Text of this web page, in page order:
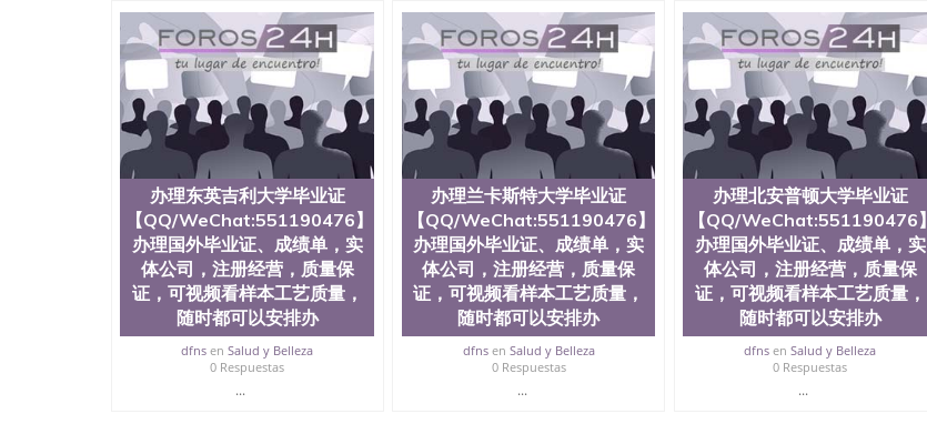
院、地球及物质科学院、教育学院、工程学院、健康与人类发展学院、信息工程与科学学院、人文学院、
护理学院、科学学院等。学校的教育学院排名在全美前十名，工学院排名在前十五名，且继续攀升中。纽
约大学为学生们提供本科、硕士及博士学位。学校的专业课程包括：会计学、MBA、财务、教育、建筑工
程、经济、医学、护理、文学、音乐、生物学、统计学、美术、电子工程、天文学、农业、环境污染控
制、历史、电气工程、生物工程、建筑设计、工商管理、材料科学、机械工程、航天工程、土木工程、数
学、化学、英语、社会科学、心理学、戏剧、市场营销、机械工程、计算机科学、物理学、人工智能、商
科、金融专业 1、客户提供相关材料，确定客户办理信息，给出操作方案； 2、补充毕业证成绩单等相关材
料； 3、留服注册申请账号，付定金； 4、预约递交时间，公司人员陪同客户本人一起去留服递交材料；
5、等待结果，完成结果书留服直接邮寄给客户 6、客户确认收到结果，付余款。 我们对海外大学及学院的
毕业证成绩单所使用的材料，尺寸大小，防伪结构（包括：水印，阴影底纹，钢印LOGO烫金烫银，LOGO
烫金烫银复合重叠。 文字图案浮雕，激光镭射，紫外荧光，温感，复印防伪）都有原版本文凭对照。质量
得到了广大海外客户群体的认可，同时和海外学校留学中介， 同时能做到与时俱进，及时掌握各大院校的
（毕业证，成绩单，资格证，学生卡，结业证，录取通知书，在读证明等相关材料）的版本更新信息， 能
够在时间掌握的海外学历文凭的样版，尺寸大小，纸张材质，防伪技术等等，并在时间收集到原版实物，
以求达到客户的需求。 我们的优势： 我们在保证合理定价的同时，坚持较高性价比，通过品质和效率不断
优化，为您倾情诠释什么是高性价比。 咨询顾问：Sam q/微信:551190476 Q/微信:551190476办理毕业证
成绩单、教育部认证,录取通知书，雅思，留学回国证明.
办理东英吉利大学毕业证
【QQ/WeChat:551190476】
办理国外毕业证、成绩单，实
体公司，注册经营，质量保
证，可视频看样本工艺质量，
随时都可以安排办
dfns enSalud y Belleza
0 Respuestas
...
办理兰卡斯特大学毕业证
【QQ/WeChat:551190476】
办理国外毕业证、成绩单，实
体公司，注册经营，质量保
证，可视频看样本工艺质量，
随时都可以安排办
dfnsen Salud y Belleza
0 Respuestas
...
办理北安普顿大学毕业证
【QQ/WeChat:551190476】
办理国外毕业证、成绩单，实
体公司，注册经营，质量保
证，可视频看样本工艺质量，
随时都可以安排办
dfns enSalud y Belleza
0 Respuestas
...